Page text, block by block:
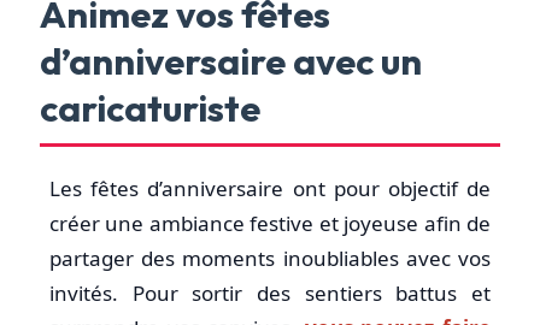
Animez vos fêtes
d’anniversaire avec un
caricaturiste
Les fêtes d’anniversaire ont pour objectif de
créer une ambiance festive et joyeuse afin de
partager des moments inoubliables avec vos
invités. Pour sortir des sentiers battus et